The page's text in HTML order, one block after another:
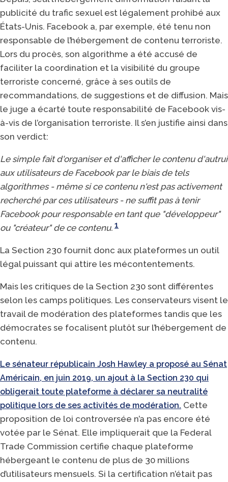
publicité du trafic sexuel est légalement prohibé aux
États-Unis. Facebook a, par exemple, été tenu non
responsable de l’hébergement de contenu terroriste.
Lors du procès, son algorithme a été accusé de
faciliter la coordination et la visibilité du groupe
terroriste concerné, grâce à ses outils de
recommandations, de suggestions et de diffusion. Mais
le juge a écarté toute responsabilité de Facebook vis-
à-vis de l’organisation terroriste. Il s’en justifie ainsi dans
son verdict:
Le simple fait d'organiser et d'afficher le contenu d'autrui
aux utilisateurs de Facebook par le biais de tels
algorithmes - même si ce contenu n'est pas activement
recherché par ces utilisateurs - ne suffit pas à tenir
Facebook pour responsable en tant que "développeur"
ou "créateur" de ce contenu. 1
La Section 230 fournit donc aux plateformes un outil
légal puissant qui attire les mécontentements.
Mais les critiques de la Section 230 sont différentes
selon les camps politiques. Les conservateurs visent le
travail de modération des plateformes tandis que les
démocrates se focalisent plutôt sur l’hébergement de
contenu.
Le sénateur républicain Josh Hawley a proposé au Sénat
Américain, en juin 2019, un ajout à la Section 230 qui
obligerait toute plateforme à déclarer sa neutralité
politique lors de ses activités de modération. Cette
proposition de loi controversée n’a pas encore été
votée par le Sénat. Elle impliquerait que la Federal
Trade Commission certifie chaque plateforme
hébergeant le contenu de plus de 30 millions
d’utilisateurs mensuels. Si la certification n’était pas